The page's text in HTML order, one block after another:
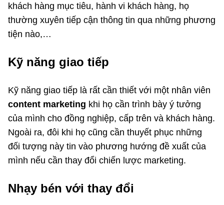
khách hàng mục tiêu, hành vi khách hàng, họ
thường xuyên tiếp cận thông tin qua những phương
tiện nào,…
Kỹ năng giao tiếp
Kỹ năng giao tiếp là rất cần thiết với một nhân viên
content marketing khi họ cần trình bày ý tưởng
của mình cho đồng nghiệp, cấp trên và khách hàng.
Ngoài ra, đôi khi họ cũng cần thuyết phục những
đối tượng này tin vào phương hướng đề xuất của
mình nếu cần thay đổi chiến lược marketing.
Nhạy bén với thay đổi